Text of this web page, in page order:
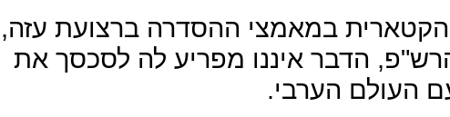
במאמצי ההסדרה ברצועת עזה,
הדבר איננו מפריע לה לסכסך את
העולם הערבי.